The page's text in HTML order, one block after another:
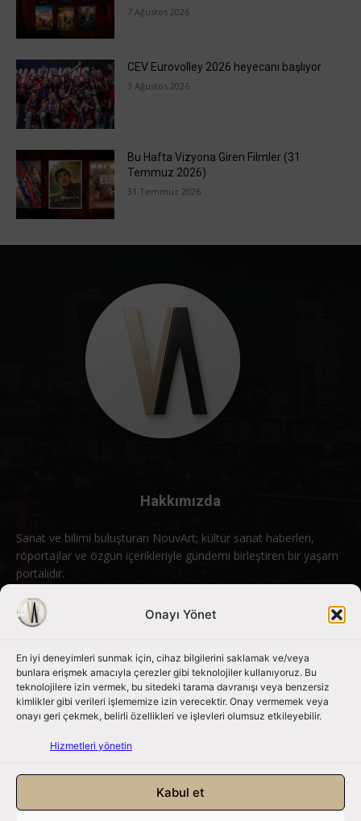
Onayı Yönet
En iyi deneyimleri sunmak için, cihaz bilgilerini saklamak ve/veya
bunlara erişmek amacıyla çerezler gibi teknolojiler kullanıyoruz. Bu
teknolojilere izin vermek, bu sitedeki tarama davranışı veya benzersiz
kimlikler gibi verileri işlememize izin verecektir. Onay vermemek veya
onayı geri çekmek, belirli özellikleri ve işlevleri olumsuz etkileyebilir.
Hizmetleri yönetin
Kabul et
7 Ağustos 2026
CEV Eurovolley 2026 heyecanı başlıyor
3 Ağustos 2026
Bu Hafta Vizyona Giren Filmler (31
Temmuz 2026)
31 Temmuz 2026
Hakkımızda
Sanat ve bilimi buluşturan NouvArt; kültür sanat haberleri,
röportajlar ve özgün içerikleriyle gündemi birleştiren bir yaşam
portalıdır.
Bizimle iletişime geçin: info@nouvart.net
Bizi Takip Edin